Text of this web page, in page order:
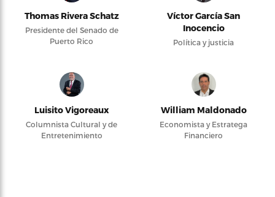
Thomas Rivera Schatz
Presidente del Senado de
Puerto Rico
Víctor García San
Inocencio
Política y justicia
Luisito Vigoreaux
Columnista Cultural y de
Entretenimiento
William Maldonado
Economista y Estratega
Financiero